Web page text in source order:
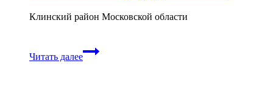
Клинский район Московской области
Читать далее
Детская
площадка